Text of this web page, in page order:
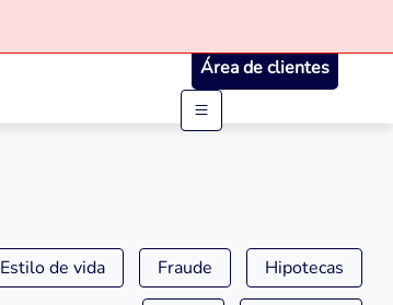
Área de clientes
Estilo de vida Fraude Hipotecas